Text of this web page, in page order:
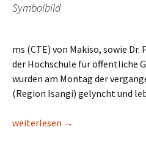
Symbolbild
ms (CTE) von Makiso, sowie
der Hochschule für öffentliche
wurden am Montag der
(Region Isangi) gelyncht und
DR Kongo: Provinz Tshopo im
weiterlesen →